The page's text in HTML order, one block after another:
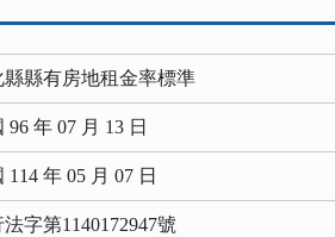
縣縣有房地租金率標準
96 年 07 月 13 日
114 年 05 月 07 日
法字第1140172947號